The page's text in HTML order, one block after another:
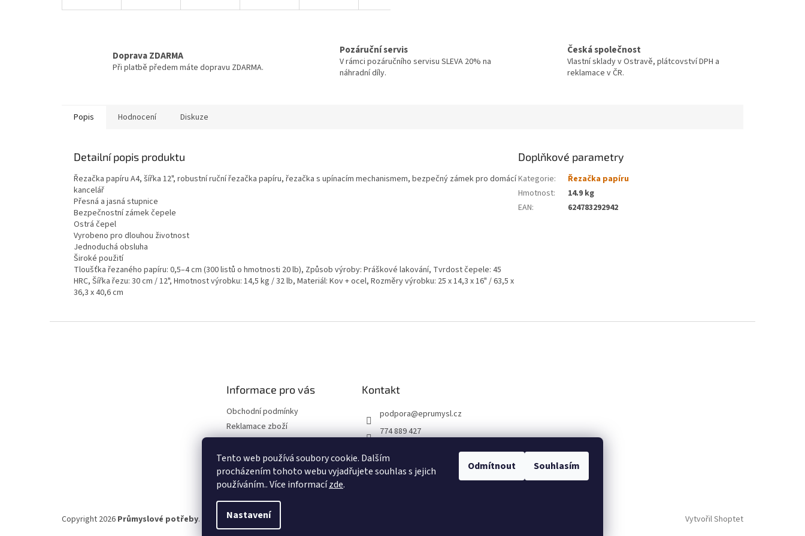
Tento web používá soubory cookie. Dalším
procházením tohoto webu vyjadřujete souhlas s jejich
používáním.. Více informacízde.
Nastavení
Odmítnout Souhlasím
Doprava ZDARMA
Při platbě předem máte dopravu ZDARMA.
Pozáruční servis
V rámci pozáručního servisu SLEVA 20% na
náhradní díly.
Česká společnost
Vlastní sklady v Ostravě, plátcovství DPH a
reklamace v ČR.
Popis Hodnocení Diskuze
Detailní popis produktu
Řezačka papíru A4, šířka 12", robustní ruční řezačka papíru, řezačka s upínacím mechanismem, bezpečný zámek pro domácí
kancelář
Přesná a jasná stupnice
Bezpečnostní zámek čepele
Ostrá čepel
Vyrobeno pro dlouhou životnost
Jednoduchá obsluha
Široké použití
Tloušťka řezaného papíru: 0,5–4 cm (300 listů o hmotnosti 20 lb), Způsob výroby: Práškové lakování, Tvrdost čepele: 45
HRC, Šířka řezu: 30 cm / 12", Hmotnost výrobku: 14,5 kg / 32 lb, Materiál: Kov + ocel, Rozměry výrobku: 25 x 14,3 x 16" / 63,5 x
36,3 x 40,6 cm
Doplňkové parametry
Kategorie:
Řezačka papíru
Hmotnost:
14.9 kg
EAN: 624783292942
Informace pro vás
Obchodní podmínky
Reklamace zboží
Kontakty
Moje objednávka
Kontakt
podpora@eprumysl.cz
774 889 427
Vytvořil Shoptet
Copyright 2026 Průmyslové potřeby. Všechna práva vyhrazena.